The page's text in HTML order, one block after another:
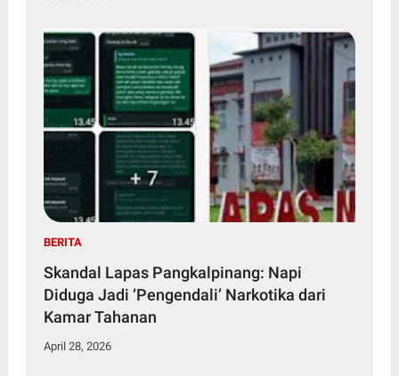
BERITA
Skandal Lapas Pangkalpinang: Napi
Diduga Jadi ‘Pengendali’ Narkotika dari
Kamar Tahanan
April 28, 2026